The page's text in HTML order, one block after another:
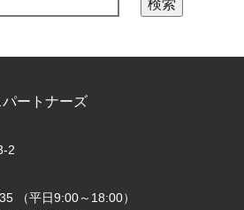
ートナーズ
2
（平日9:00～18:00）